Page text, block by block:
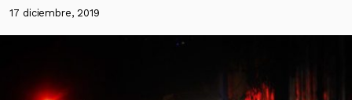
17 diciembre, 2019